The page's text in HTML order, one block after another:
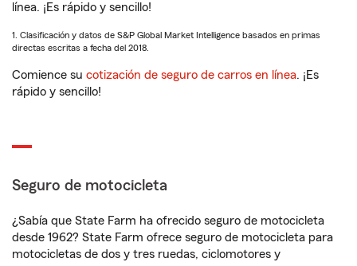
línea. ¡Es rápido y sencillo!
1. Clasificación y datos de S&P Global Market Intelligence basados en primas
directas escritas a fecha del 2018.
Comience su cotización de seguro de carros en línea. ¡Es
rápido y sencillo!
Seguro de motocicleta
¿Sabía que State Farm ha ofrecido seguro de motocicleta
desde 1962? State Farm ofrece seguro de motocicleta para
motocicletas de dos y tres ruedas, ciclomotores y